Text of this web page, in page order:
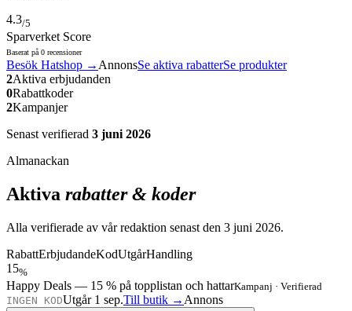
4.3/5
Sparverket Score
Baserat på 0 recensioner
Besök Hatshop → AnnonsSe aktiva rabatterSe produkter
2Aktiva erbjudanden
0Rabattkoder
2Kampanjer
Senast verifierad 3 juni 2026
Almanackan
Aktiva rabatter & koder
Alla verifierade av vår redaktion senast den 3 juni 2026.
RabattErbjudandeKodUtgårHandling
15%
Happy Deals — 15 % på topplistan och hattarKampanj · Verifierad
INGEN KODUtgår 1 sep.Till butik → Annons